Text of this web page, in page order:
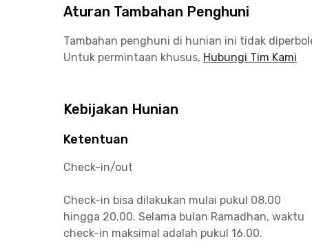
Aturan Tambahan Penghuni
Tambahan penghuni di hunian ini tidak
Untuk permintaan khusus, Hubungi Tim Kami
Kebijakan Hunian
Ketentuan
Check-in/out
Check-in bisa dilakukan mulai pukul 08.00
hingga 20.00. Selama bulan Ramadhan, waktu
check-in maksimal adalah pukul 16.00.